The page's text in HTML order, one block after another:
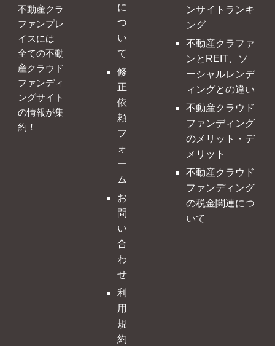
不動産クラ
ファンプレ
イスには
全ての不動
産クラウド
ファンディ
ングサイト
の情報が集
約！
に
つ
い
て
修
正
依
頼
フ
ォ
ー
ム
お
問
い
合
わ
せ
利
用
規
約
ンサイトランキ
ング
不動産クラファ
ンとREIT、ソ
ーシャルレンデ
ィングとの違い
不動産クラウド
ファンディング
のメリット・デ
メリット
不動産クラウド
ファンディング
の税金関連につ
いて